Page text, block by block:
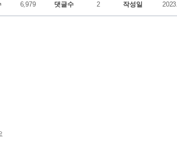
6,979 댓글수 2 작성일